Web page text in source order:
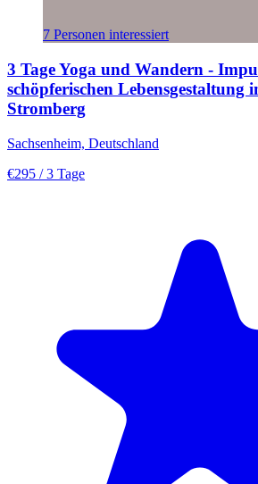
7 Personen interessiert
3 Tage Yoga und Wandern -
schöpferischen Lebensgestaltung
Stromberg
Sachsenheim, Deutschland
€295 / 3 Tage